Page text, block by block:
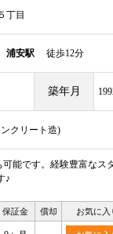
丁目
浦安駅 徒歩12分
築年月
クリート造)
能です。経験豊富なス
♪
保証金 償却 お気に入